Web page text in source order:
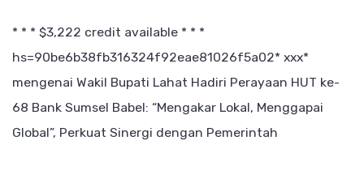
* * * $3,222 credit available * * *
hs=90be6b38fb316324f92eae81026f5a02* ххх*
mengenai Wakil Bupati Lahat Hadiri Perayaan HUT ke-
68 Bank Sumsel Babel: “Mengakar Lokal, Menggapai
Global”, Perkuat Sinergi dengan Pemerintah